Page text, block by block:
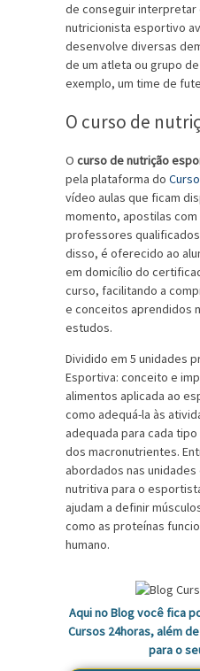
de conseguir interpretar
nutricionista esportivo
desenvolve diversas
de um atleta ou grupo
exemplo, um time de
O curso de
O curso de nutrição
pela plataforma do
vídeo aulas que ficam
momento, apostilas
professores
disso, é oferecido ao
em domicílio do
curso, facilitando a
e conceitos aprendidos
estudos.
Dividido em 5 unidades
Esportiva: conceito e
alimentos aplicada ao
como adequá-la às
adequada para cada
dos macronutrientes.
abordados nas
nutritiva para o
ajudam a definir
como as proteínas
humano.
Aqui no Blog você fica
Cursos 24horas, além
para o